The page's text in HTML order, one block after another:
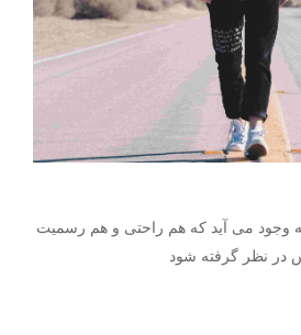
وجود می آید که هم راحتی و هم رسمیت
در نظر گرفته شود